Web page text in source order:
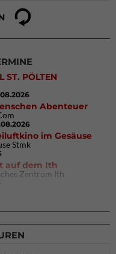
ST. PÖLTEN
Abenteuer
im Gesäuse
Stmk
auf dem Ith
Zentrum Ith
Süd (Thalkirchen)